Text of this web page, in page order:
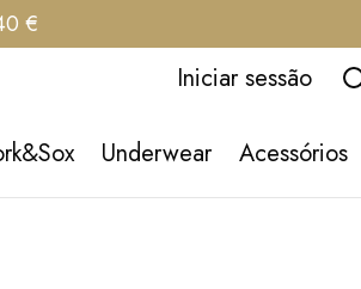
€
Iniciar sessão
Underwear Acessórios